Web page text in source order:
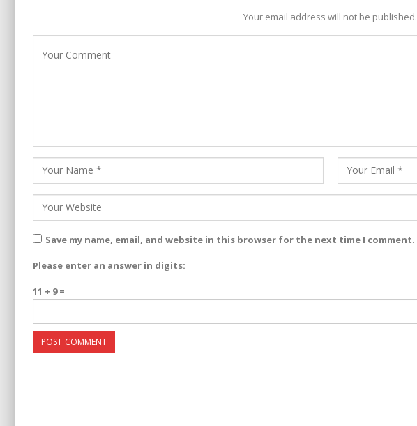
Your email address will not be published.
Save my name, email, and website in this browser for the next time I comment.
Please enter an answer in digits:
11 + 9 =